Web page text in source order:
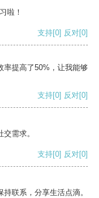
啦！
支持[0] 反对[0]
率提高了50%，让我能够
支持[0] 反对[0]
需求。
支持[0] 反对[0]
联系，分享生活点滴。